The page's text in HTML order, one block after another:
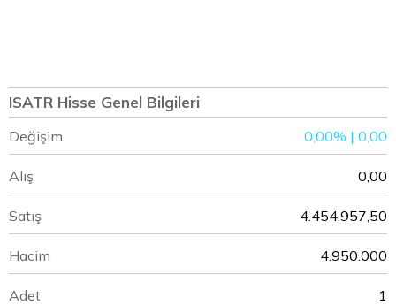
ISATR Hisse Genel Bilgileri
Değişim 0,00% | 0,00
Alış 0,00
Satış 4.454.957,50
Hacim 4.950.000
Adet 1